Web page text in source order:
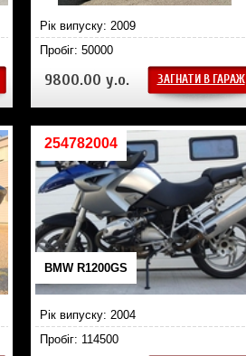
Рік випуску: 2009
Пробіг: 50000
9800.00 у.о. ЗАГНАТИ В ГАРАЖ
254782004
BMW R1200GS
Рік випуску: 2004
Пробіг: 114500